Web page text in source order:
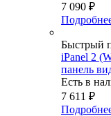
7 090 ₽
Быстрый
iPanel 2
панель
Есть в
7 611 ₽